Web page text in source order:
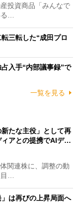
投資商品「みんなで
…
三転した“成田プロ
入手“内部議事録”で
一覧を見る
たな主役」として再
アとの提携でAIデ…
関連株に、調整の動
…
は再びの上昇局面へ